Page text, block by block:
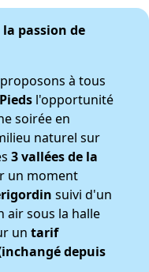
la passion de
à tous
l'opportunité
soirée en
naturel sur
3 vallées de la
un moment
suivi d'un
air sous la halle
un tarif
depuis